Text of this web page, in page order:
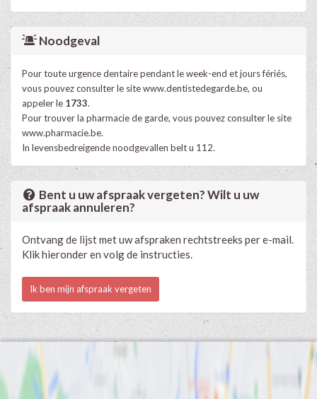
Noodgeval
Pour toute urgence dentaire pendant le week-end et jours fériés,
vous pouvez consulter le sitewww.dentistedegarde.be, ou
appeler le 1733.
Pour trouver la pharmacie de garde, vous pouvez consulter le site
www.pharmacie.be.
In levensbedreigende noodgevallen belt u 112.
Bent u uw afspraak vergeten? Wilt u uw
afspraak annuleren?
Ontvang de lijst met uw afspraken rechtstreeks per e-mail.
Klik hieronder en volg de instructies.
Ik ben mijn afspraak vergeten